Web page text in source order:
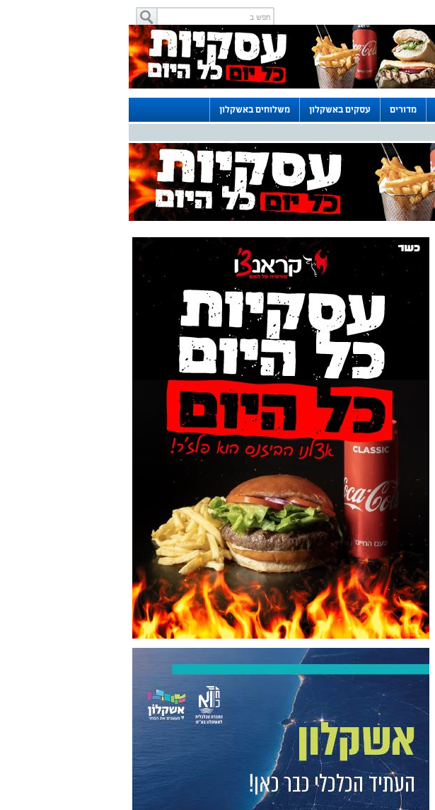
מדורים עסקים באשקלון משלוחים באשקלון